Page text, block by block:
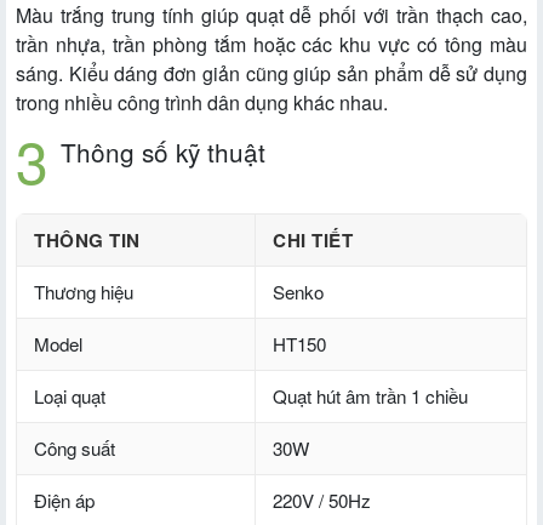
Màu trắng trung tính giúp quạt dễ phối với trần thạch cao,
trần nhựa, trần phòng tắm hoặc các khu vực có tông màu
sáng. Kiểu dáng đơn giản cũng giúp sản phẩm dễ sử dụng
trong nhiều công trình dân dụng khác nhau.
Thông số kỹ thuật
THÔNG TIN CHI TIẾT
Thương hiệu Senko
Model HT150
Loại quạt Quạt hút âm trần 1 chiều
Công suất 30W
Điện áp 220V / 50Hz